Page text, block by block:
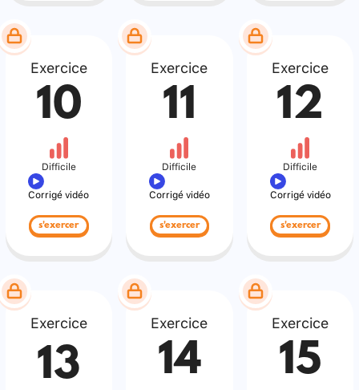
Exercice
10
Difficile
Corrigé vidéo
s'exercer
Exercice
11
Difficile
Corrigé vidéo
s'exercer
Exercice
12
Difficile
Corrigé vidéo
s'exercer
Exercice
13
Exercice
14
Exercice
15